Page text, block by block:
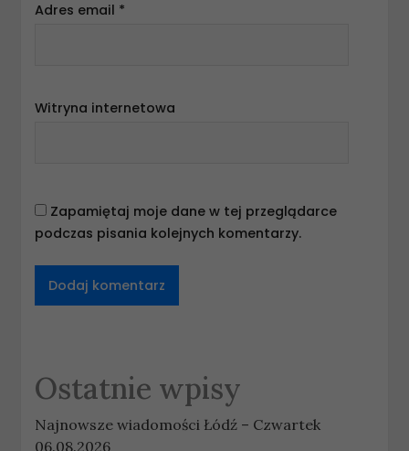
Adres email *
Witryna internetowa
Zapamiętaj moje dane w tej przeglądarce
podczas pisania kolejnych komentarzy.
Ostatnie wpisy
Najnowsze wiadomości Łódź – Czwartek
06.08.2026